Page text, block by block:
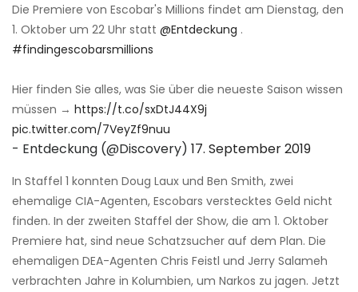
Die Premiere von Escobar's Millions findet am Dienstag, den
1. Oktober um 22 Uhr statt @Entdeckung .
#findingescobarsmillions
Hier finden Sie alles, was Sie über die neueste Saison wissen
müssen → https://t.co/sxDtJ44X9j
pic.twitter.com/7VeyZf9nuu
- Entdeckung (@Discovery) 17. September 2019
In Staffel 1 konnten Doug Laux und Ben Smith, zwei
ehemalige CIA-Agenten, Escobars verstecktes Geld nicht
finden. In der zweiten Staffel der Show, die am 1. Oktober
Premiere hat, sind neue Schatzsucher auf dem Plan. Die
ehemaligen DEA-Agenten Chris Feistl und Jerry Salameh
verbrachten Jahre in Kolumbien, um Narkos zu jagen. Jetzt